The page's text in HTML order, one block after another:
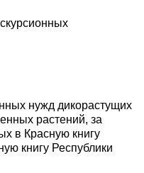
нужд дикорастущих
растений, за
в Красную книгу
книгу Республики